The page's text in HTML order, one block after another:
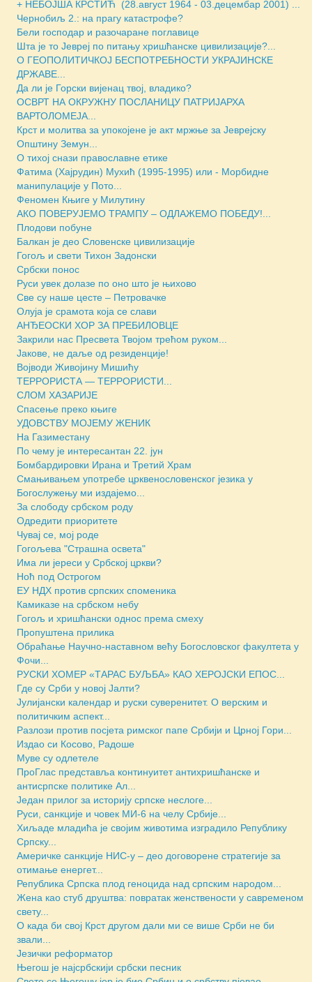
+ НЕБОЈША КРСТИЋ (28.август 1964 - 03.децембар 2001) ...
Чернобиљ 2.: на прагу катастрофе?
Бели господар и разочаране поглавице
Шта је то Јевреј по питању хришћанске цивилизације?...
О ГЕОПОЛИТИЧКОЈ БЕСПОТРЕБНОСТИ УКРАЈИНСКЕ
ДРЖАВЕ...
Да ли је Горски вијенац твој, владико?
ОСВРТ НА ОКРУЖНУ ПОСЛАНИЦУ ПАТРИЈАРХА
ВАРТОЛОМЕЈА...
Крст и молитва за упокојене је акт мржње за Јеврејску
Општину Земун...
О тихој снази православне етике
Фатима (Хајрудин) Мухић (1995-1995) или - Морбидне
манипулације у Пото...
Феномен Књиге у Милутину
АКО ПОВЕРУЈЕМО ТРАМПУ – ОДЛАЖЕМО ПОБЕДУ!...
Плодови побуне
Балкан је део Словенске цивилизације
Гогољ и свети Тихон Задонски
Србски понос
Руси увек долазе по оно што је њихово
Све су наше цесте – Петровачке
Олуја је срамота која се слави
АНЂЕОСКИ ХОР ЗА ПРЕБИЛОВЦЕ
Закрили нас Пресвета Твојом трећом руком...
Јакове, не даље од резиденције!
Војводи Живојину Мишићу
ТЕРРОРИСТА — ТЕРРОРИСТИ...
СЛОМ ХАЗАРИЈЕ
Спасење преко књиге
УДОВСТВУ МОЈЕМУ ЖЕНИК
На Газиместану
По чему је интересантан 22. јун
Бомбардировки Ирана и Третий Храм
Смањивањем употребе црквенословенског језика у
Богослужењу ми издајемо...
За слободу србском роду
Одредити приоритете
Чувај се, мој роде
Гогољева "Страшна освета"
Има ли јереси у Србској цркви?
Ноћ под Острогом
ЕУ НДХ против српских споменика
Камиказе на србском небу
Гогољ и хришћански однос према смеху
Пропуштена прилика
Обраћање Научно-наставном већу Богословског факултета у
Фочи...
РУСКИ ХОМЕР «ТАРАС БУЉБА» КАО ХЕРОЈСКИ ЕПОС...
Где су Срби у новој Јалти?
Јулијански календар и руски суверенитет. О верским и
политичким аспект...
Разлози против посјета римског папе Србији и Црној Гори...
Издао си Косово, Радоше
Муве су одлетеле
ПроГлас представља континуитет антихришћанске и
антисрпске политике Ал...
Један прилог за историју српске неслоге...
Руси, санкције и човек МИ-6 на челу Србије...
Хиљаде младића је својим животима изградило Републику
Српску...
Америчкe санкције НИС-у – део договорене стратегије за
отимање енергет...
Репуб­ли­ка Српска плод геноцида над српским народом...
Жена као стуб друштва: повратак женствености у савременом
свету...
О када би свој Крст другом дали ми се више Срби не би
звали...
Језички реформатор
Његош је најсрбскији србски песник